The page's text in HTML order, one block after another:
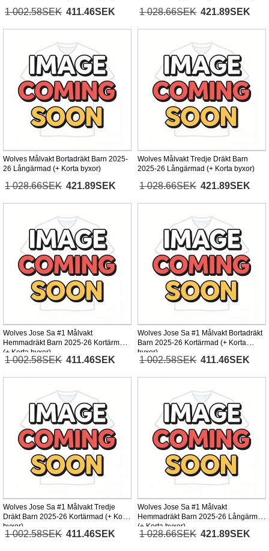
1 002.58SEK 411.46SEK 1 028.66SEK 421.89SEK
Wolves Målvakt Bortadräkt Barn 2025-
26 Långärmad (+ Korta byxor)
1 028.66SEK 421.89SEK
Wolves Målvakt Tredje Dräkt Barn
2025-26 Långärmad (+ Korta byxor)
1 028.66SEK 421.89SEK
Wolves Jose Sa #1 Målvakt
Hemmadräkt Barn 2025-26 Kortärmad
(+ Korta byxor)
1 002.58SEK 411.46SEK
Wolves Jose Sa #1 Målvakt Bortadräkt
Barn 2025-26 Kortärmad (+ Korta
byxor)
1 002.58SEK 411.46SEK
Wolves Jose Sa #1 Målvakt Tredje
Dräkt Barn 2025-26 Kortärmad (+ Korta
byxor)
1 002.58SEK 411.46SEK
Wolves Jose Sa #1 Målvakt
Hemmadräkt Barn 2025-26 Långärmad
(+ Korta byxor)
1 028.66SEK 421.89SEK